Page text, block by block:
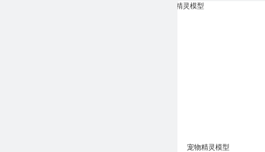
宠物精灵模型